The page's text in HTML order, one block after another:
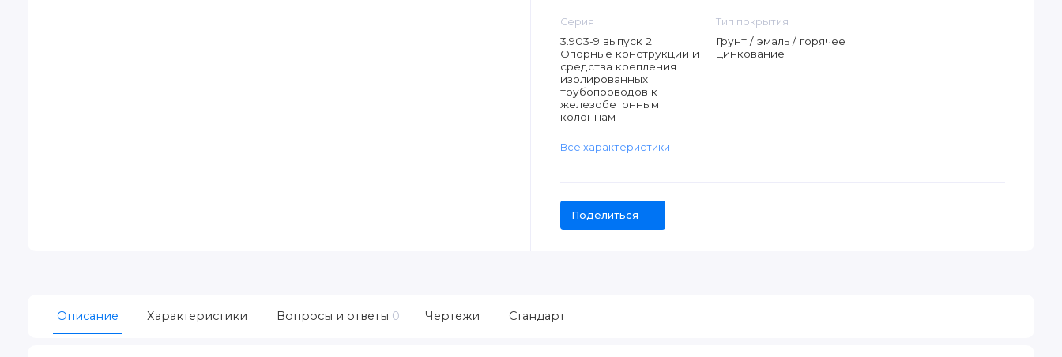
Серия
3.903-9 выпуск 2
Опорные конструкции и
средства крепления
изолированных
трубопроводов к
железобетонным
колоннам
Тип покрытия
Грунт / эмаль / горячее
цинкование
Все характеристики
Поделиться
Описание Характеристики Вопросы и ответы 0 Чертежи Стандарт